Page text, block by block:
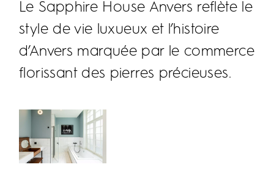
Le Sapphire House Anvers reflète le
style de vie luxueux et l’histoire
d’Anvers marquée par le commerce
florissant des pierres précieuses.